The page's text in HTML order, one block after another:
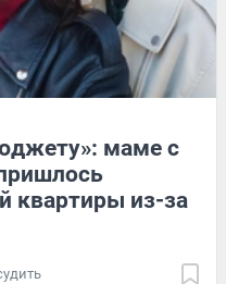
маме с
квартиры из-за